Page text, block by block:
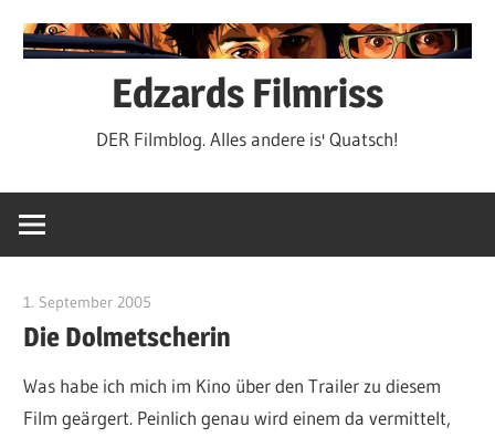
Inhalt
Edzards Filmriss
DER Filmblog. Alles andere is' Quatsch!
1. September 2005
Die Dolmetscherin
Was habe ich mich im Kino über den Trailer zu diesem
Film geärgert. Peinlich genau wird einem da vermittelt,